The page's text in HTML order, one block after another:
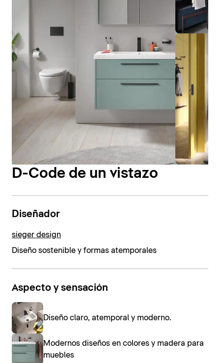
D-Code de un vistazo
Diseñador
sieger design
Diseño sostenible y formas atemporales
Aspecto y sensación
Diseño claro, atemporal y moderno.
Modernos diseños en colores y madera para
muebles